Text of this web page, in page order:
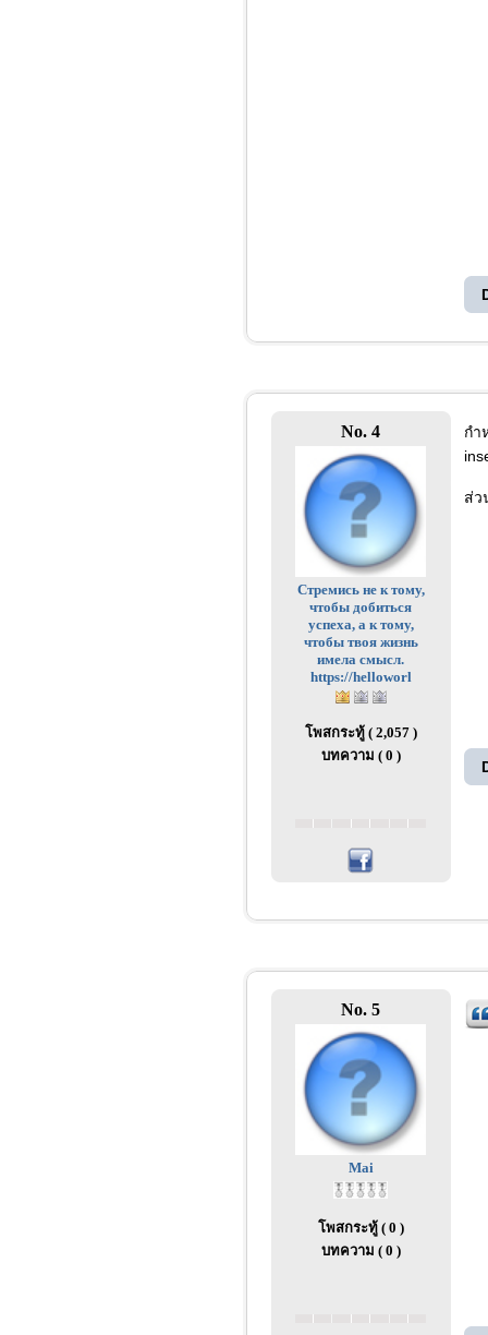
No. 4
Стремись не к тому,
чтобы добиться
успеха, а к тому,
чтобы твоя жизнь
имела смысл.
https://helloworl
โพสกระทู้ ( 2,057 )
บทความ ( 0 )
กำ
ส่ว
No. 5
Mai
โพสกระทู้ ( 0 )
บทความ ( 0 )